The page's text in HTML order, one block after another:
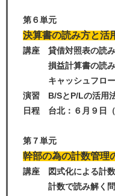
第６単元
決算書の読み方と活
講座 貸借対照表の読
損益計算書の読み
キャッシュフロー
演習 B/SとP/Lの活用
日程 台北：６月９日（
第７単元
幹部の為の計数管理
講座 図式化による計
計数で読み解く問